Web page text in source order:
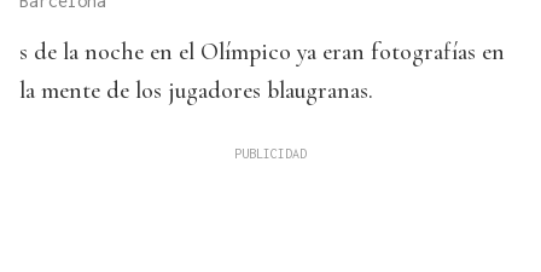
s de la noche en el Olímpico ya eran fotografías en
la mente de los jugadores blaugranas.